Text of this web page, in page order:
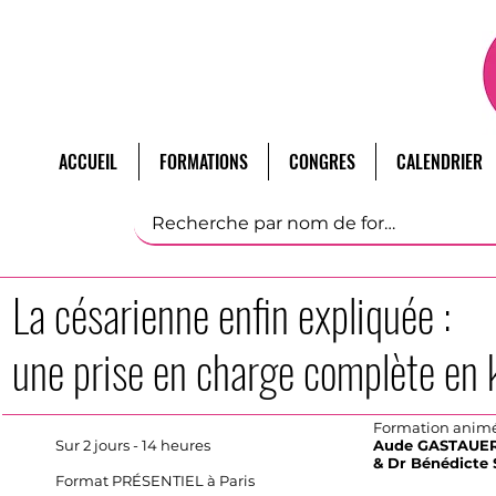
ACCUEIL FORMATIONS CONGRES CALENDRIER
La césarienne enfin expliquée :
une prise en charge complète
Sur 2 jours - 14 heures
Format PRÉSENTIEL à Paris
Formation
Aude
& Dr Bénédicte